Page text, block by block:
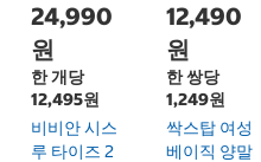
24,990
원
한 개당
12,495원
비비안 시스
루 타이즈 2
12,490
원
한 쌍당
1,249원
싹스탑 여성
베이직 양말